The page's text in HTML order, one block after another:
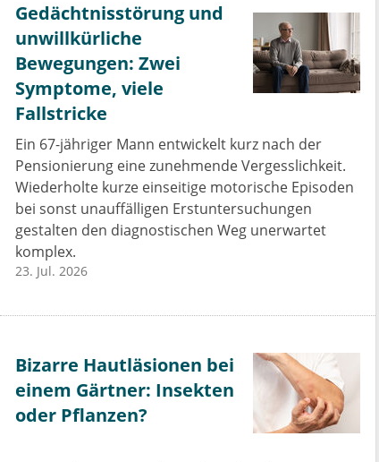
Gedächtnisstörung und
unwillkürliche
Bewegungen: Zwei
Symptome, viele
Fallstricke
Ein 67-jähriger Mann entwickelt kurz nach der
Pensionierung eine zunehmende Vergesslichkeit.
Wiederholte kurze einseitige motorische Episoden
bei sonst unauffälligen Erstuntersuchungen
gestalten den diagnostischen Weg unerwartet
komplex.
23. Jul. 2026
Bizarre Hautläsionen bei
einem Gärtner: Insekten
oder Pflanzen?